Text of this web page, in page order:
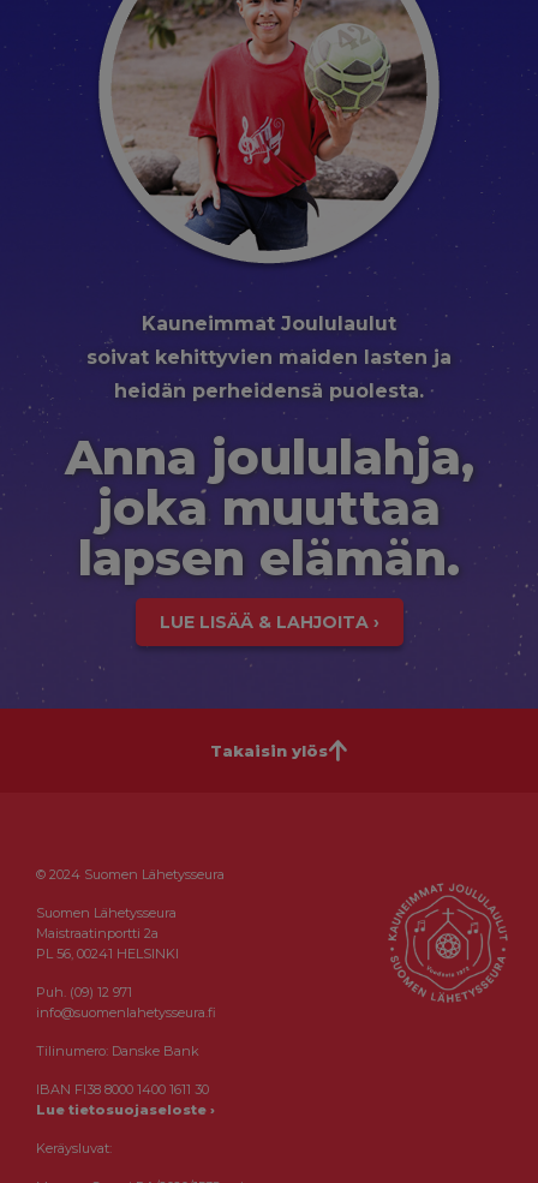
Kauneimmat Joululaulut
soivat kehittyvien maiden lasten ja
heidän perheidensä puolesta.
Anna joululahja,
joka muuttaa
lapsen elämän.
LUE LISÄÄ & LAHJOITA ›
Takaisin ylös
© 2024 Suomen Lähetysseura
Suomen Lähetysseura
Maistraatinportti 2a
PL 56, 00241 HELSINKI
Puh. (09) 12 971
info@suomenlahetysseura.fi
Tilinumero: Danske Bank
IBAN FI38 8000 1400 1611 30
Lue tietosuojaseloste ›
Keräysluvat: